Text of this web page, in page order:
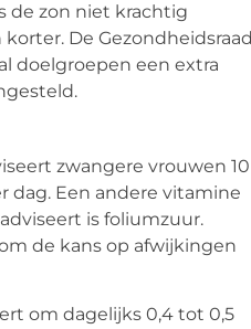
de zon niet krachtig
De
doelgroepen een extra
zwangere vrouwen 10
dag. Een andere vitamine
is foliumzuur.
de kans op afwijkingen
om dagelijks 0,4 tot 0,5